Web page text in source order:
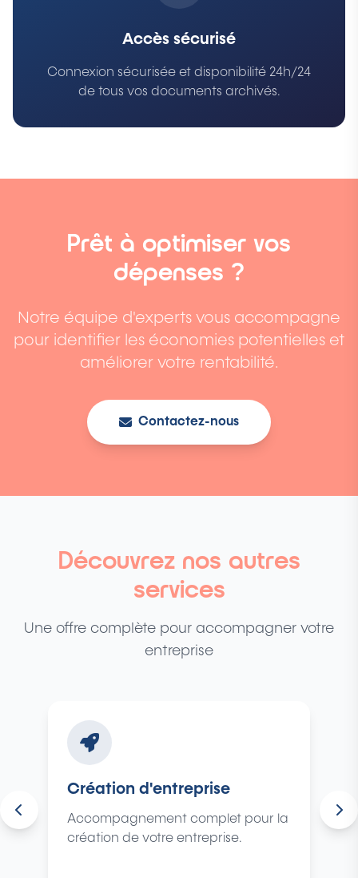
Accès sécurisé
Connexion sécurisée et disponibilité 24h/24
de tous vos documents archivés.
Prêt à optimiser vos
dépenses ?
Notre équipe d'experts vous accompagne
pour identifier les économies potentielles et
améliorer votre rentabilité.
Contactez-nous
Découvrez nos autres
services
Une offre complète pour accompagner votre
entreprise
pour la
Services aux entreprises
Solutions complètes pour
accompagner votre